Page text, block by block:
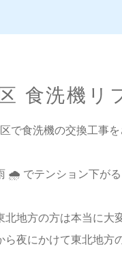
食洗機リ
で食洗機の交換工事
🌧 でテンション下が
地方の方は本当に大
ら夜にかけて東北地方